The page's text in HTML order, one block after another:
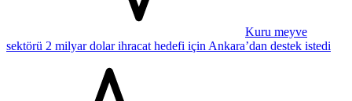
Kuru meyve
sektörü 2 milyar dolar ihracat hedefi için Ankara’dan destek istedi